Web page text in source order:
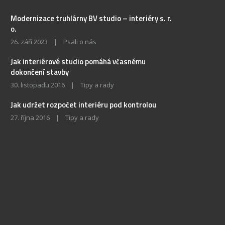
Modernizace truhlárny BV studio – interiéry s. r.
o.
26. září 2023 | Psali o nás
Jak interiérové studio pomáhá včasnému
dokončení stavby
30. listopadu 2016 | Tipy a rady
Jak udržet rozpočet interiéru pod kontrolou
27. října 2016 | Tipy a rady